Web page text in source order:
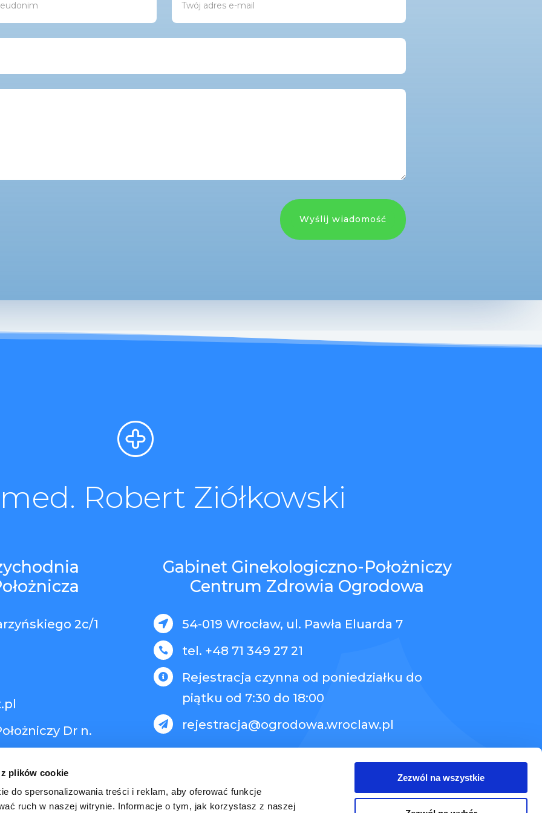
plików cookie
do spersonalizowania treści i reklam, aby oferować funkcje
ruch w naszej witrynie. Informacje o tym, jak korzystasz z naszej
Zezwól na wszystkie
Wyślij wiadomość
Robert Ziółkowski
2c/1
Dr n.
Gabinet Ginekologiczno-Położniczy
Centrum Zdrowia Ogrodowa
 54-019 Wrocław, ul. Pawła Eluarda 7
 tel. +48 71 349 27 21

Rejestracja czynna od poniedziałku do
piątku od 7:30 do 18:00
 rejestracja@ogrodowa.wroclaw.pl